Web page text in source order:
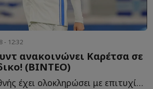
- 12:32
ανακοινώνει Καρέτσα σε
(ΒΙΝΤΕΟ)
Ο νεαρός διεθνής έχει ολοκληρώσει με επιτυχία τις ιατρικές ε...